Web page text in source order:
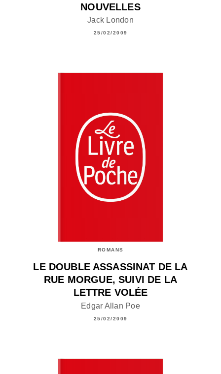
NOUVELLES
Jack London
25/02/2009
ROMANS
LE DOUBLE ASSASSINAT DE LA
RUE MORGUE, SUIVI DE LA
LETTRE VOLÉE
Edgar Allan Poe
25/02/2009